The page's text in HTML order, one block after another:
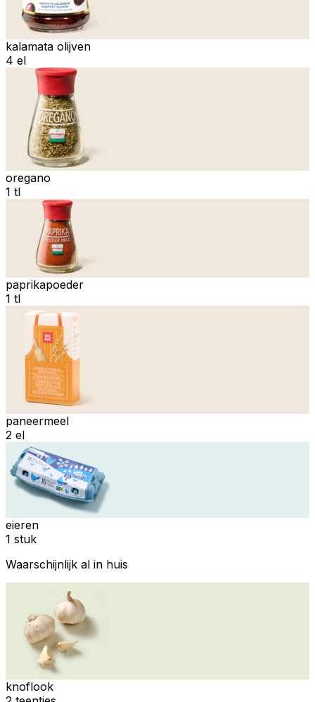
kalamata olijven
4 el
oregano
1 tl
paprikapoeder
1 tl
paneermeel
2 el
eieren
1 stuk
Waarschijnlijk al in huis
knoflook